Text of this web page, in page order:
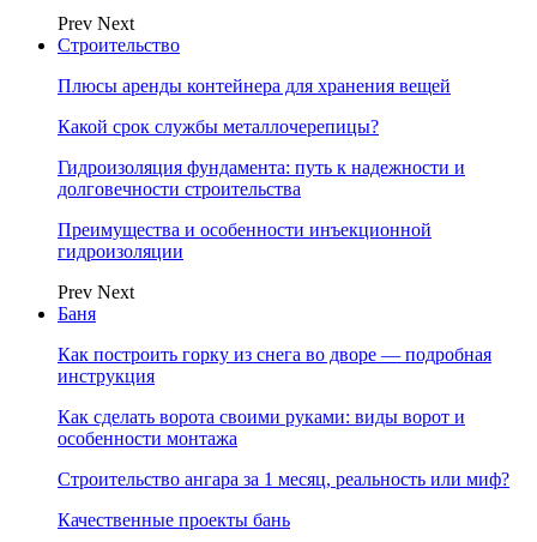
Prev Next
Строительство
Плюсы аренды контейнера для хранения вещей
Какой срок службы металлочерепицы?
Гидроизоляция фундамента: путь к надежности и
долговечности строительства
Преимущества и особенности инъекционной
гидроизоляции
Prev Next
Баня
Как построить горку из снега во дворе — подробная
инструкция
Как сделать ворота своими руками: виды ворот и
особенности монтажа
Строительство ангара за 1 месяц, реальность или миф?
Качественные проекты бань